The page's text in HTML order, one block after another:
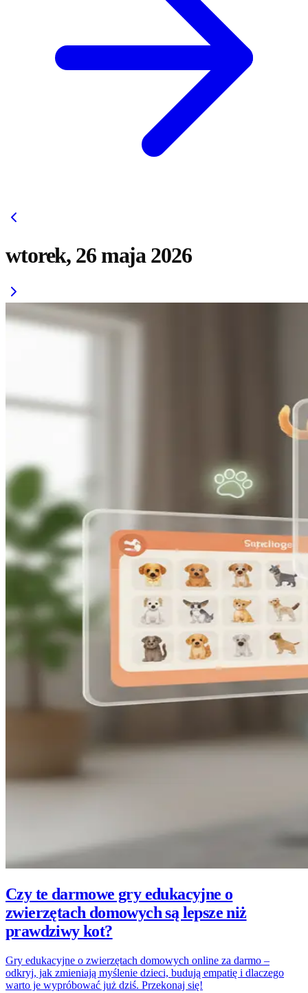
wtorek, 26 maja 2026
Czy te darmowe gry edukacyjne o
zwierzętach domowych są lepsze niż
prawdziwy kot?
Gry edukacyjne o zwierzętach domowych online za darmo –
odkryj, jak zmieniają myślenie dzieci, budują empatię i dlaczego
warto je wypróbować już dziś. Przekonaj się!